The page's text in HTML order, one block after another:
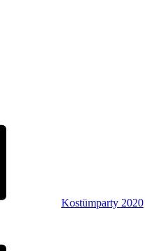
Kostümparty 2020